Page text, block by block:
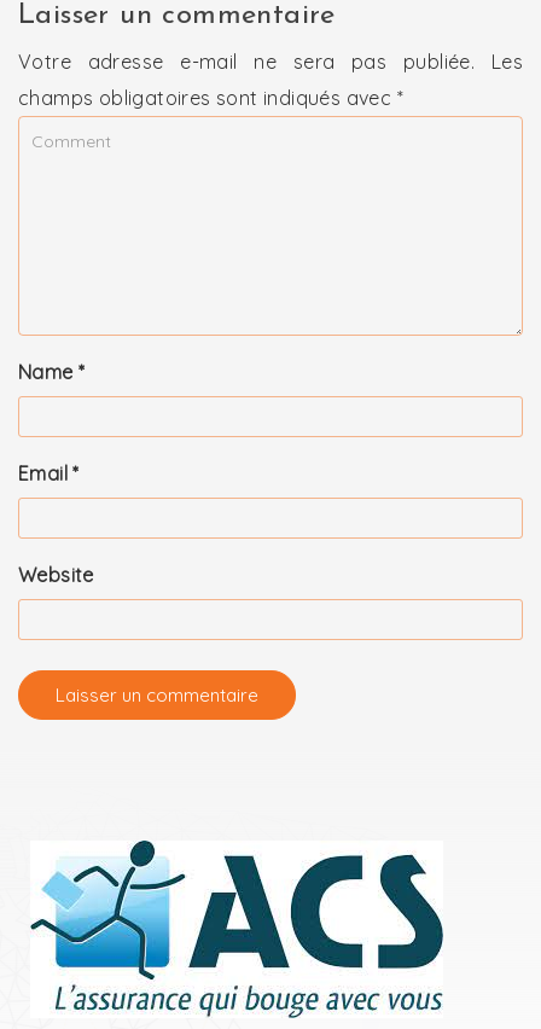
Laisser un commentaire
Votre adresse e-mail ne sera pas publiée.
Les
champs obligatoires sont indiqués avec *
Name *
Email*
Website